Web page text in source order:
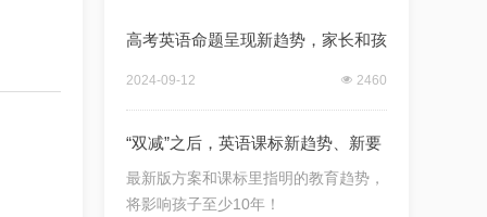
高考英语命题呈现新趋势，家长和孩
子该如何应对？
넶 2460
2024-09-12
“双减”之后，英语课标新趋势、新要
求！（深度解读）
最新版方案和课标里指明的教育趋势，
将影响孩子至少10年！